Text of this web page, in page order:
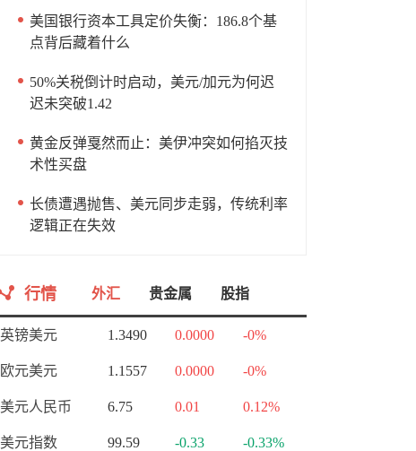
美国银行资本工具定价失衡：186.8个基
点背后藏着什么
50%关税倒计时启动，美元/加元为何迟
迟未突破1.42
黄金反弹戛然而止：美伊冲突如何掐灭技
术性买盘
长债遭遇抛售、美元同步走弱，传统利率
逻辑正在失效
行情 外汇 贵金属 股指
英镑美元 1.3490 0.0000 -0%
欧元美元 1.1557 0.0000 -0%
美元人民币 6.75 0.01 0.12%
美元指数 99.59 -0.33 -0.33%